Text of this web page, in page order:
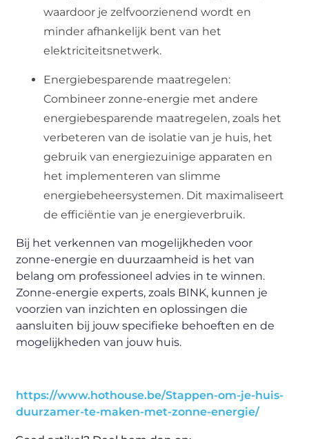
waardoor je zelfvoorzienend wordt en
minder afhankelijk bent van het
elektriciteitsnetwerk.
Energiebesparende maatregelen:
Combineer zonne-energie met andere
energiebesparende maatregelen, zoals het
verbeteren van de isolatie van je huis, het
gebruik van energiezuinige apparaten en
het implementeren van slimme
energiebeheersystemen. Dit maximaliseert
de efficiëntie van je energieverbruik.
Bij het verkennen van mogelijkheden voor
zonne-energie en duurzaamheid is het van
belang om professioneel advies in te winnen.
Zonne-energie experts, zoals BINK, kunnen je
voorzien van inzichten en oplossingen die
aansluiten bij jouw specifieke behoeften en de
mogelijkheden van jouw huis.
https://www.hothouse.be/Stappen-om-je-huis-
duurzamer-te-maken-met-zonne-energie/